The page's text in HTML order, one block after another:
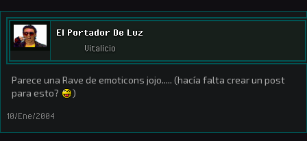
El Portador De Luz
Vitalicio
Parece una Rave de emoticons jojo..... (hacía falta crear un post
para esto?
)
10/Ene/2004